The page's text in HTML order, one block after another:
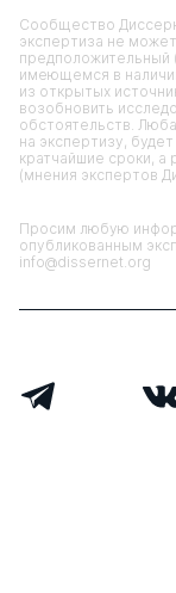
Сообщество
экспертиза не
предположительный
имеющемся в
из открытых
возобновить
обстоятельств.
на экспертизу,
кратчайшие сроки, а
(мнения экспертов
Просим любую
опубликованным
info@dissernet.org